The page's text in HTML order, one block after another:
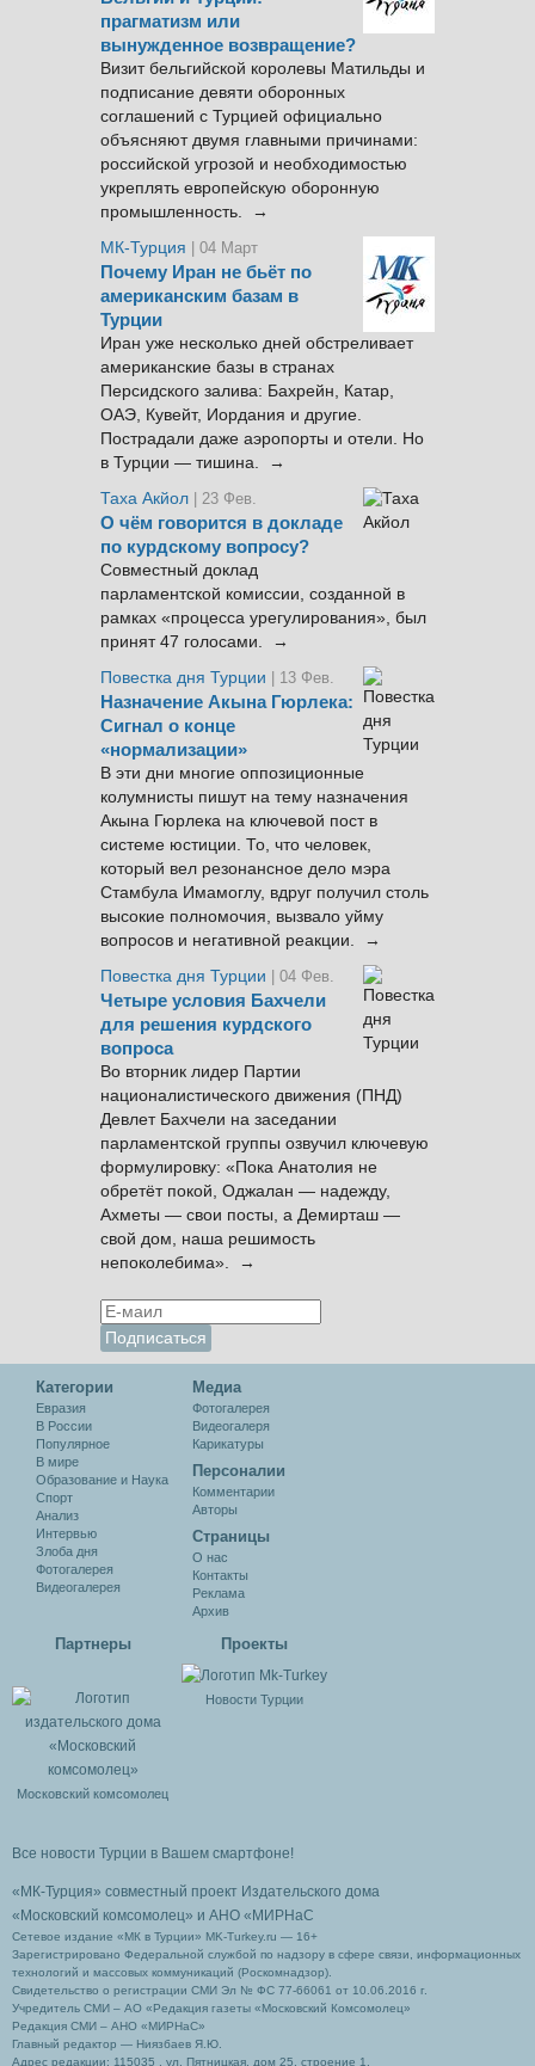
прагматизм или
вынужденное возвращение?
Визит бельгийской королевы Матильды и
подписание девяти оборонных
соглашений с Турцией официально
объясняют двумя главными причинами:
российской угрозой и необходимостью
укреплять европейскую оборонную
промышленность. →
МК-Турция
| 04 Март
Почему Иран не бьёт по
американским базам в
Турции
Иран уже несколько дней обстреливает
американские базы в странах
Персидского залива: Бахрейн, Катар,
ОАЭ, Кувейт, Иордания и другие.
Пострадали даже аэропорты и отели. Но
в Турции — тишина. →
Таха Акйол | 23 Фев.
О чём говорится в докладе
по курдскому вопросу?
Совместный доклад
парламентской комиссии, созданной в
рамках «процесса урегулирования», был
принят 47 голосами. →
Повестка дня Турции
| 13 Фев.
Назначение Акына Гюрлека:
Сигнал о конце
«нормализации»
В эти дни многие оппозиционные
колумнисты пишут на тему назначения
Акына Гюрлека на ключевой пост в
системе юстиции. То, что человек,
который вел резонансное дело мэра
Стамбула Имамоглу, вдруг получил столь
высокие полномочия, вызвало уйму
вопросов и негативной реакции. →
Повестка дня Турции
| 04 Фев.
Четыре условия Бахчели
для решения курдского
вопроса
Во вторник лидер Партии
националистического движения (ПНД)
Девлет Бахчели на заседании
парламентской группы озвучил ключевую
формулировку: «Пока Анатолия не
обретёт покой, Оджалан — надежду,
Ахметы — свои посты, а Демирташ —
свой дом, наша решимость
непоколебима». →
Категории
Евразия
В России
Популярное
В мире
Образование и Наука
Спорт
Анализ
Интервью
Злоба дня
Фотогалерея
Видеогалерея
Медиа
Фотогалерея
Видеогалеря
Карикатуры
Персоналии
Комментарии
Авторы
Cтраницы
О нас
Контакты
Реклама
Архив
Партнеры
Московский комсомолец
Проекты
Новости Турции
Все новости Турции в Вашем смартфоне!
«МК-Турция» совместный проект Издательского дома
«Московский комсомолец» и АНО «МИРНаС
Сетевое издание «МК в Турции» MK-Turkey.ru — 16+
Зарегистрировано Федеральной службой по надзору в сфере связи, информационных
технологий и массовых коммуникаций (Роскомнадзор).
Свидетельство о регистрации СМИ Эл № ФС 77-66061 от 10.06.2016 г.
Учредитель СМИ – АО «Редакция газеты «Московский Комсомолец»
Редакция СМИ – АНО «МИРНаС»
Главный редактор — Ниязбаев Я.Ю.
Адрес редакции: 115035 , ул. Пятницкая, дом 25, строение 1.